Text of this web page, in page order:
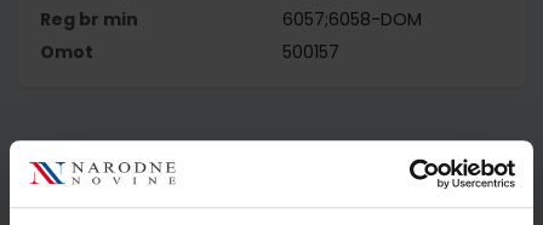
Reg br min
6057;6058-DOM
Omot
500157
Kupci najčešće biraju..